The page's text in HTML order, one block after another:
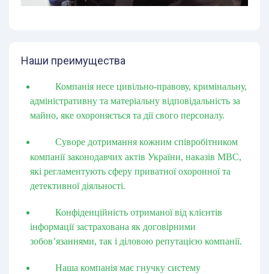
Наши преимущества
Компанія несе цивільно-правову, кримінальну,
адміністративну та матеріальну відповідальність за
майно, яке охороняється та дії свого персоналу.
Суворе дотримання кожним співробітником
компанії законодавчих актів України, наказів МВС,
які регламентують сферу приватної охоронної та
детективної діяльності.
Конфіденційність отриманої від клієнтів
інформації застрахована як договірними
зобов’язаннями, так і діловою репутацією компанії.
Наша компанія має гнучку систему